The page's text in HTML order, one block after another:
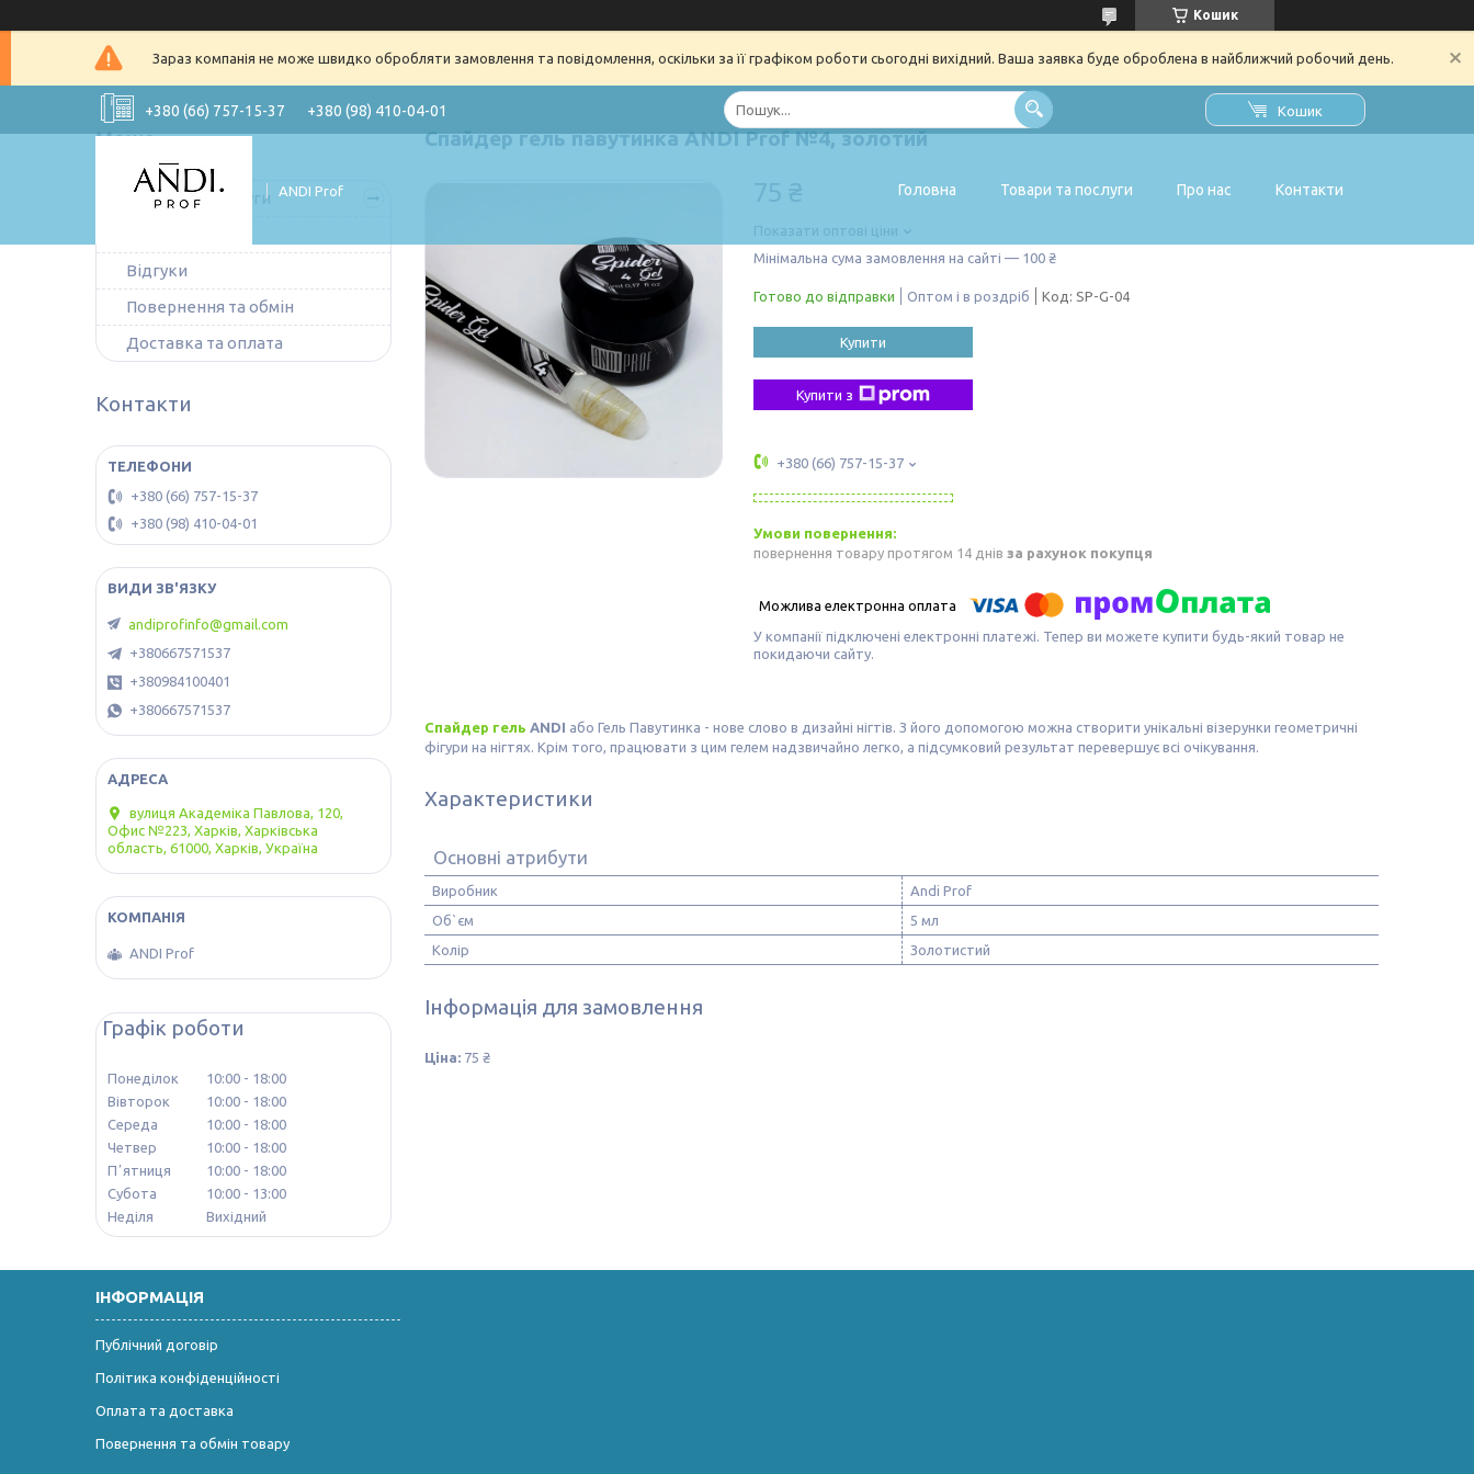
Кошик
Зараз компанія не може швидко обробляти замовлення та повідомлення, оскільки за її графіком роботи сьогодні вихідний. Ваша заявка буде оброблена в найближчий робочий день.
+380 (66) 757-15-37 +380 (98) 410-04-01 Кошик
ANDI Prof Головна Товари та послуги Про нас Контакти
Спайдер гель павутинка ANDI Prof №4, золотий
75 ₴
Показати оптові ціни
Мінімальна сума замовлення на сайті — 100 ₴
Готово до відправки Оптом і в роздріб Код: SP-G-04
Купити
Купити з
+380 (66) 757-15-37
повернення товару протягом 14 днів за рахунок покупця
У компанії підключені електронні платежі. Тепер ви можете купити будь-який товар не
покидаючи сайту.
Спайдер гель ANDI або Гель Павутинка - нове слово в дизайні нігтів. З його допомогою можна створити унікальні візерунки геометричні
фігури на нігтях. Крім того, працювати з цим гелем надзвичайно легко, а підсумковий результат перевершує всі очікування.
Характеристики
Основні атрибути
Виробник
Andi Prof
Об`єм
5 мл
Колір
Золотистий
Інформація для замовлення
Ціна: 75 ₴
Товари та послуги
Відгуки
Повернення та обмін
Доставка та оплата
Контакти
+380 (66) 757-15-37
+380 (98) 410-04-01
andiprofinfo@gmail.com
+380667571537
+380984100401
+380667571537
вулиця Академіка Павлова, 120,
Офис №223, Харків, Харківська
область, 61000, Харків, Україна
ANDI Prof
Графік роботи
Понеділок 10:00
18:00
Вівторок
10:00
18:00
Середа
10:00
18:00
Четвер
10:00
18:00
Пʼятниця
10:00
18:00
Субота
10:00
13:00
Неділя
Вихідний
ІНФОРМАЦІЯ
Публічний договір
Політика конфіденційності
Оплата та доставка
Повернення та обмін товару